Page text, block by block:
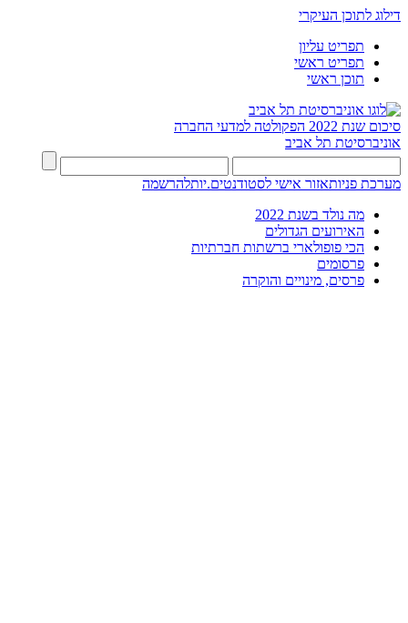
דילוג לתוכן העיקרי
תפריט עליון
תפריט ראשי
תוכן ראשי
סיכום שנת 2022
הפקולטה למדעי החברה
אוניברסיטת תל אביב
מערכת פניותאזור אישי לסטודנטים.יותלהרשמה
מה נולד בשנת 2022
האירועים הגדולים
הכי פופולארי ברשתות חברתיות
פרסומים
פרסים, מינויים והוקרה